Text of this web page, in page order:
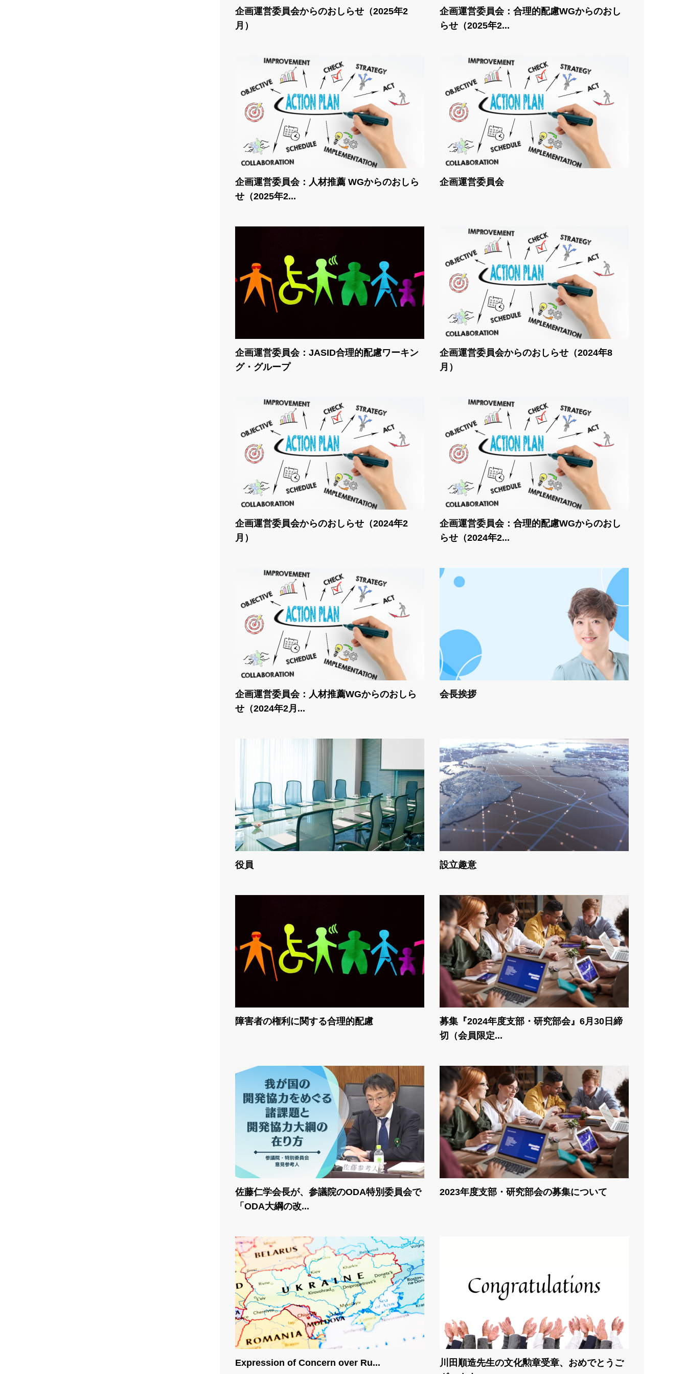
企画運営委員会からのおしらせ（2025年2
月）
企画運営委員会：合理的配慮WGからのおし
らせ（2025年2...
企画運営委員会：人材推薦 WGからのおしら
せ（2025年2...
企画運営委員会
企画運営委員会：JASID合理的配慮ワーキン
グ・グループ
企画運営委員会からのおしらせ（2024年8
月）
企画運営委員会からのおしらせ（2024年2
月）
企画運営委員会：合理的配慮WGからのおし
らせ（2024年2...
企画運営委員会：人材推薦WGからのおしら
せ（2024年2月...
会長挨拶
役員 設立趣意
障害者の権利に関する合理的配慮
募集『2024年度支部・研究部会』6月30日締
切（会員限定...
佐藤仁学会長が、参議院のODA特別委員会で
「ODA大綱の改...
2023年度支部・研究部会の募集について
Expression of Concern over Ru...
川田順造先生の文化勲章受章、おめでとうご